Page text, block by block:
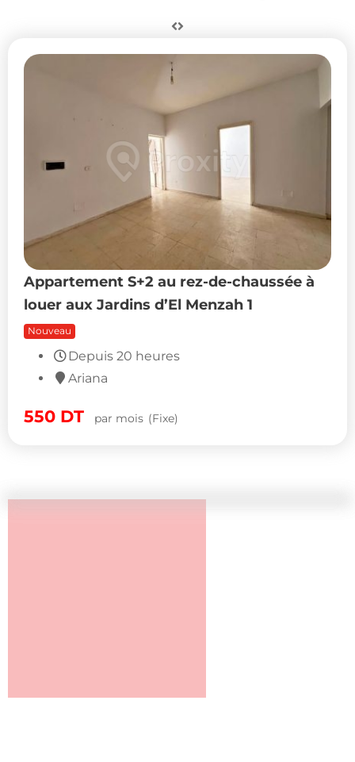
Appartement S+2 au rez-de-chaussée à
louer aux Jardins d’El Menzah 1
Nouveau
Depuis 20 heures
Ariana
550 DT par mois (Fixe)